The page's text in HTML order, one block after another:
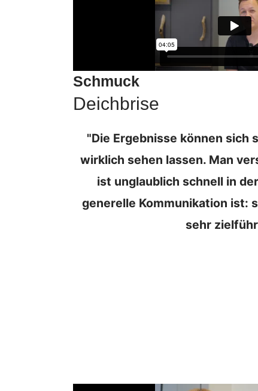
Schmuck
Deichbrise
"Die Ergebnisse können sich
wirklich sehen lassen. Man
ist unglaublich schnell in
generelle Kommunikation ist:
sehr